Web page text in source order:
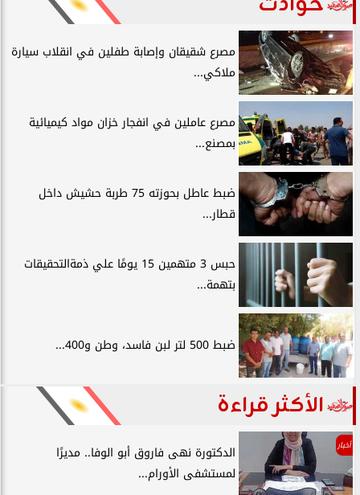
مصرع شقيقان وإصابة طفلين في انقلاب سيارة
ملاكي...
مصرع عاملين في انفجار خزان مواد كيميائية
بمصنع...
ضبط عاطل بحوزته 75 طربة حشيش داخل
قطار...
حبس 3 متهمين 15 يومًا علي ذمةالتحقيقات
بتهمة...
ضبط 500 لتر لبن فاسد، وطن و400...
الأكثر قراءة
أخبار
الدكتورة نهى فاروق أبو الوفا.. مديرًا
لمستشفى الأورام...